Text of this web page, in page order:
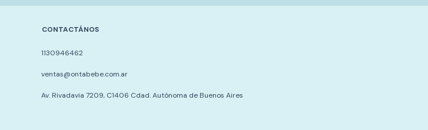
CONTACTÁNOS
1130946462
ventas@ontabebe.com.ar
Av. Rivadavia 7209, C1406 Cdad. Autónoma de Buenos Aires